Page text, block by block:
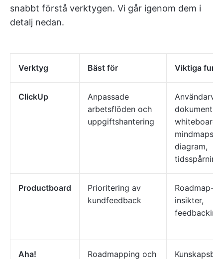
snabbt förstå verktygen. Vi går igenom dem i
detalj nedan.
Verktyg Bäst för Viktiga
ClickUp
Anpassade
arbetsflöden och
uppgiftshantering
dokument,
whiteboards,
mindmaps,
diagram,
Productboard
Prioritering av
kundfeedback
Roadmap-
insikter,
Aha!
Roadmapping och